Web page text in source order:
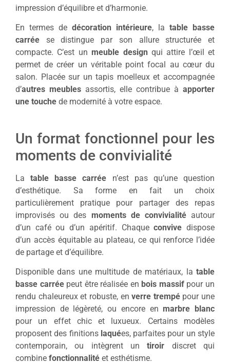
impression d’équilibre et d’harmonie.
En termes de décoration intérieure, la table basse
carrée se distingue par son allure structurée et
compacte. C’est un meuble design qui attire l’œil et
permet de créer un véritable point focal au cœur du
salon. Placée sur un tapis moelleux et accompagnée
d’autres meubles assortis, elle contribue à apporter
une touche de modernité à votre espace.
Un format fonctionnel pour les
moments de convivialité
Latable basse carrée n’est pas qu’une question
d’esthétique. Sa forme en fait un choix
particulièrement pratique pour partager des repas
improvisés ou des moments de convivialitéautour
d’un café ou d’un apéritif. Chaqueconvive dispose
d’un accès équitable au plateau, ce qui renforce l’idée
de partage et d’équilibre.
Disponible dans une multitude de matériaux, la table
basse carréepeut être réalisée en bois massifpour un
rendu chaleureux et robuste, enverre trempépour une
impression de légèreté, ou encore en marbre blanc
pour un effet chic et luxueux. Certains modèles
proposent des finitions laquées, parfaites pour un style
contemporain, ou intègrent untiroir discret qui
combine fonctionnalité et esthétisme.